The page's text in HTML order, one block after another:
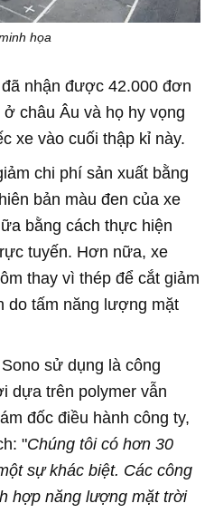
họa
nhận được 42.000 đơn
châu Âu và họ hy vọng
xe vào cuối thập kỉ này.
chi phí sản xuất bằng
bản màu đen của xe
bằng cách thực hiện
tuyến. Hơn nữa, xe
thay vì thép để cắt giảm
do tấm năng lượng mặt
sử dụng là công
dựa trên polymer vẫn
đốc điều hành công ty,
"Chúng tôi có hơn 30
sự khác biệt. Các công
hợp năng lượng mặt trời